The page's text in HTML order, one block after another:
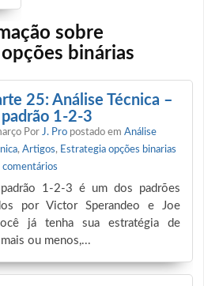
sobre
binárias
25: Análise Técnica –
1-2-3
Por J. Propostado em Análise
, Artigos, Estrategia opções binarias
comentários
1-2-3 é um dos padrões
por Victor Sperandeo e Joe
já tenha sua estratégia de
ou menos,...